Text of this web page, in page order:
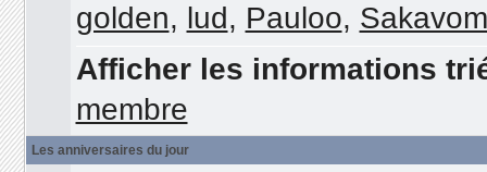
golden, lud, Pauloo,
Afficher les informations
membre
Les anniversaires du jour